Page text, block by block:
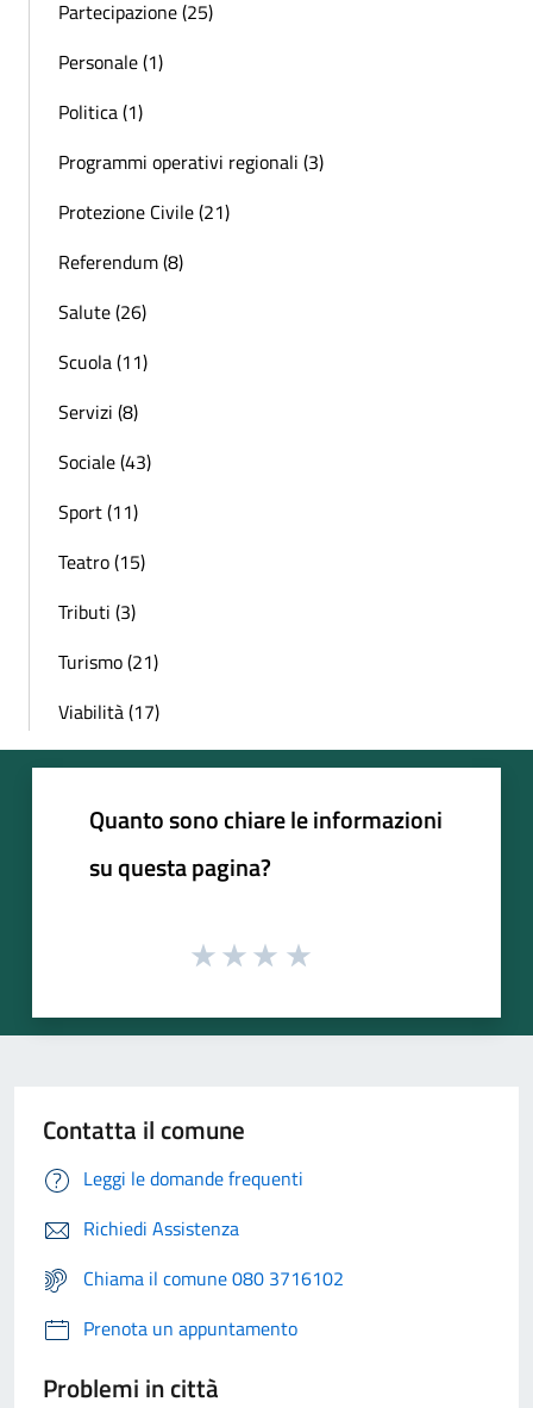
Partecipazione (25)
Personale (1)
Politica (1)
Programmi operativi regionali (3)
Protezione Civile (21)
Referendum (8)
Salute (26)
Scuola (11)
Servizi (8)
Sociale (43)
Sport (11)
Teatro (15)
Tributi (3)
Turismo (21)
Viabilità (17)
Quanto sono chiare le informazioni
su questa pagina?
Contatta il comune
Leggi le domande frequenti
Richiedi Assistenza
Chiama il comune 080 3716102
Prenota un appuntamento
Problemi in città